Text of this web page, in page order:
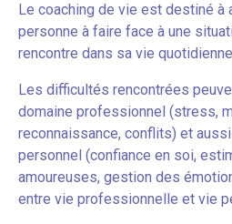
Le coaching de vie est destiné à
personne à faire face à une
rencontre dans sa vie
Les difficultés rencontrées
domaine professionnel (stress,
reconnaissance, conflits) et
personnel (confiance en soi,
amoureuses, gestion des
entre vie professionnelle et vie